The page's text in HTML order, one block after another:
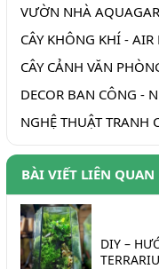
VƯỜN NHÀ
CÂY KHÔNG KHÍ - AIR
CÂY CẢNH VĂN
DECOR BAN CÔNG -
NGHỆ THUẬT TRANH
BÀI VIẾT LIÊN QUAN
DIY –